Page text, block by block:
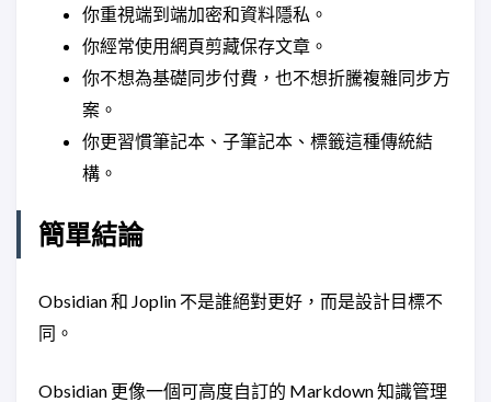
你重視端到端加密和資料隱私。
你經常使用網頁剪藏保存文章。
你不想為基礎同步付費，也不想折騰複雜同步方
案。
你更習慣筆記本、子筆記本、標籤這種傳統結
構。
簡單結論
Obsidian 和 Joplin 不是誰絕對更好，而是設計目標不
同。
Obsidian 更像一個可高度自訂的 Markdown 知識管理